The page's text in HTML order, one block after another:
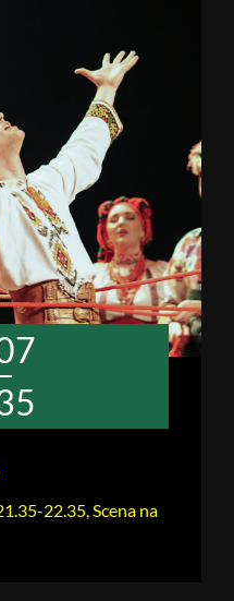
22.35, Scena na